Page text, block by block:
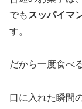
でも スッパイマ
す。
だから一度食べ
口に入れた瞬間